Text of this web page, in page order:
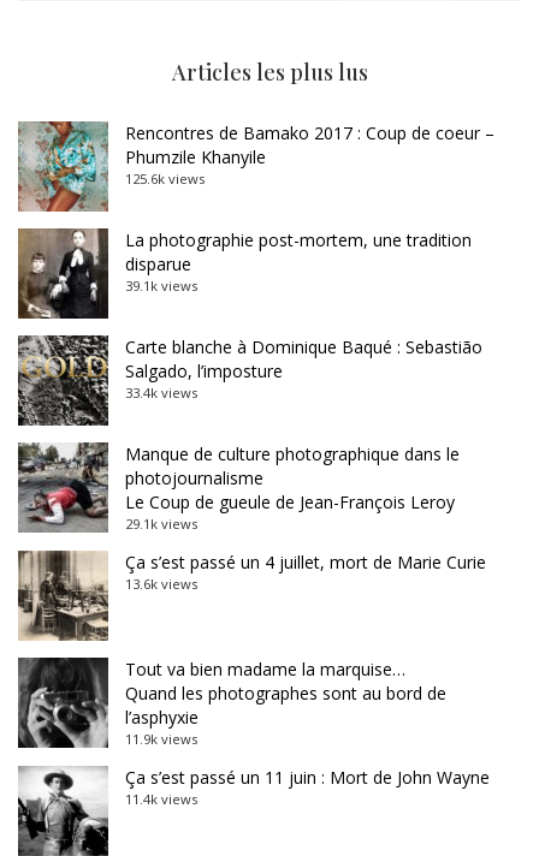
Articles les plus lus
Rencontres de Bamako 2017 : Coup de coeur –
Phumzile Khanyile
125.6k views
La photographie post-mortem, une tradition
disparue
39.1k views
Carte blanche à Dominique Baqué : Sebastião
Salgado, l’imposture
33.4k views
Manque de culture photographique dans le
photojournalisme
Le Coup de gueule de Jean-François Leroy
29.1k views
Ça s’est passé un 4 juillet, mort de Marie Curie
13.6k views
Tout va bien madame la marquise…
Quand les photographes sont au bord de
l’asphyxie
11.9k views
Ça s’est passé un 11 juin : Mort de John Wayne
11.4k views